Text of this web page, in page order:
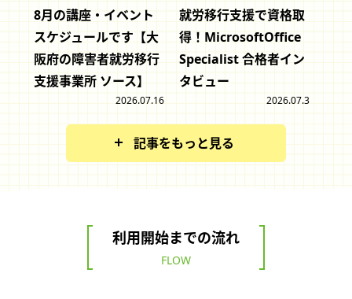
8月の講座・イベント
スケジュールです【大
阪府の障害者就労移行
支援事業所 ソース】
2026.07.16
就労移行支援で資格取
得！MicrosoftOffice
Specialist 合格者イン
タビュー
2026.07.3
記事をもっと見る
利用開始までの流れ
FLOW